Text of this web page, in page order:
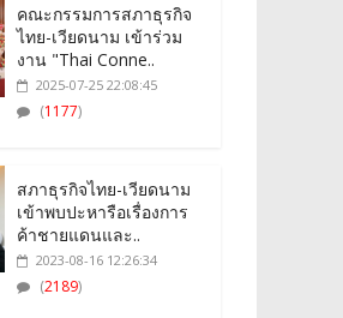
คณะกรรมการสภาธุรกิจ
ไทย-เวียดนาม เข้าร่วม
งาน "Thai Conne..
2025-07-25 22:08:45
(1177)
สภาธุรกิจไทย-เวียดนาม
เข้าพบปะหารือเรื่องการ
ค้าชายแดนและ..
2023-08-16 12:26:34
(2189)